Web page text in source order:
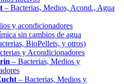
– Bacterias, Medios, Acond., Agua
y acondicionadores
sin cambios de agua
BioPellets, y otros)
y Acondicionadores
– Bacterias, Medios y
– Bacterias, Medios y